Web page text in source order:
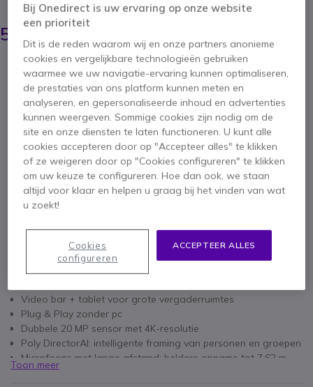
7.150,95 €
5.574,95 €
Aantal
IN WINKELWAGEN
OFFERTE BINNEN 4 UUR
Niet op voorraad
1 jaarFabrieksgarantie
Belangrijkste kenmerken
Video bar + tablet voor grote vergaderruimtes
Plug & Play zonder pc
Dubbele 20 MP sensor met 4K-resolutie
Poly DirectorAI: intelligente framing van personen en groepen
Microfoons met lange afstand: heldere opname tot 7,62 m
Poly NoiseBlockAI & Acoustic Fence: ruisonderdrukking
Toon meer
Bij Onedirect is uw ervaring op onze website
een prioriteit
Dit is de reden waarom wij en onze partners anonieme
cookies en vergelijkbare technologieën gebruiken
waarmee we uw navigatie-ervaring kunnen optimaliseren,
de prestaties van ons platform kunnen meten en
analyseren, en gepersonaliseerde inhoud en advertenties
kunnen weergeven. Sommige cookies zijn nodig om de
site en onze diensten te laten functioneren. U kunt alle
cookies accepteren door op "Accepteer alles" te klikken
of ze weigeren door op "Cookies configureren" te klikken
om uw keuze te configureren. Hoe dan ook, we staan
altijd voor klaar en helpen u graag bij het vinden van wat
u zoekt!
ACCEPTEER ALLES
Cookies
configureren